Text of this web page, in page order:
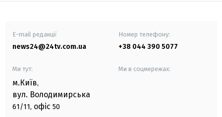
E-mail редакції
news24@24tv.com.ua
Номер телефону:
+38 044 390 5077
Ми тут:
м.Київ,
вул. Володимирська
61/11, офіс 50
Ми в соцмережах: